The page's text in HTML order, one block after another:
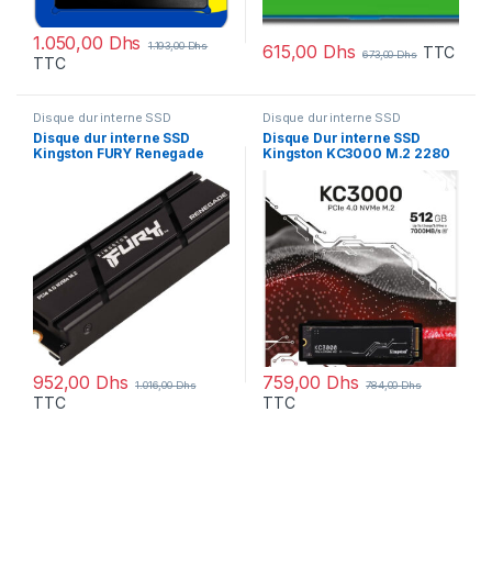
1.050,00 Dhs 1.193,00Dhs
TTC
615,00 Dhs 673,00Dhs TTC
Disque dur interne SSD
Disque dur interne SSD
Kingston FURY Renegade
Heatsink M.2 2280 PCIe
Gen4 x4 NVMe 500 Go
952,00 Dhs 1.016,00Dhs
TTC
Disque dur interne SSD
Disque Dur interne SSD
Kingston KC3000 M.2 2280
PCIe Gen4 x4 NVMe 3D TLC
512 Go (SKC3000S/512G)
759,00 Dhs 784,00Dhs
TTC